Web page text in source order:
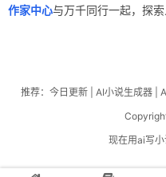
作家中心与万千同行一起，探索
推荐： 今日更新 AI小说生成器
现在用ai写